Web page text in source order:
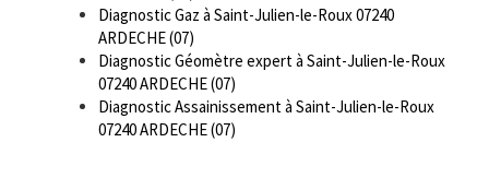
Diagnostic Gaz à Saint-Julien-le-Roux 07240
ARDECHE (07)
Diagnostic Géomètre expert à Saint-Julien-le-Roux
07240 ARDECHE (07)
Diagnostic Assainissement à Saint-Julien-le-Roux
07240 ARDECHE (07)